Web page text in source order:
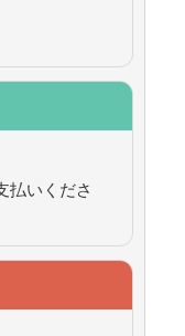
払いくださ